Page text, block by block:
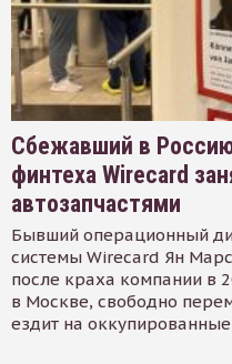
Сбежавший в
финтеха Wirecard
автозапчастями
Бывший операционный
системы Wirecard Ян
после краха компании в
в Москве, свободно
ездит на